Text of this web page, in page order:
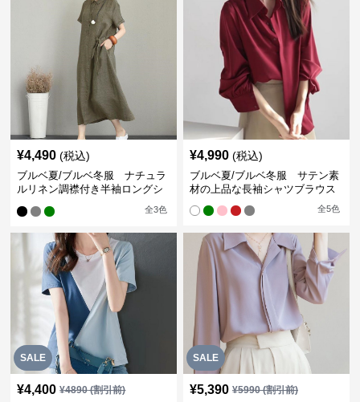
¥4,490 (税込)
ブルベ夏/ブルベ冬服 ナチュラ
ルリネン調襟付き半袖ロングシ
全3色
¥4,990 (税込)
ブルベ夏/ブルベ冬服 サテン素
材の上品な長袖シャツブラウス
全5色
SALE
¥4,400 ¥4890(割引前)
SALE
¥5,390 ¥5990(割引前)